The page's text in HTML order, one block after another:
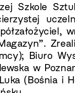
Szkole
Biuro
w
(Bośnia i